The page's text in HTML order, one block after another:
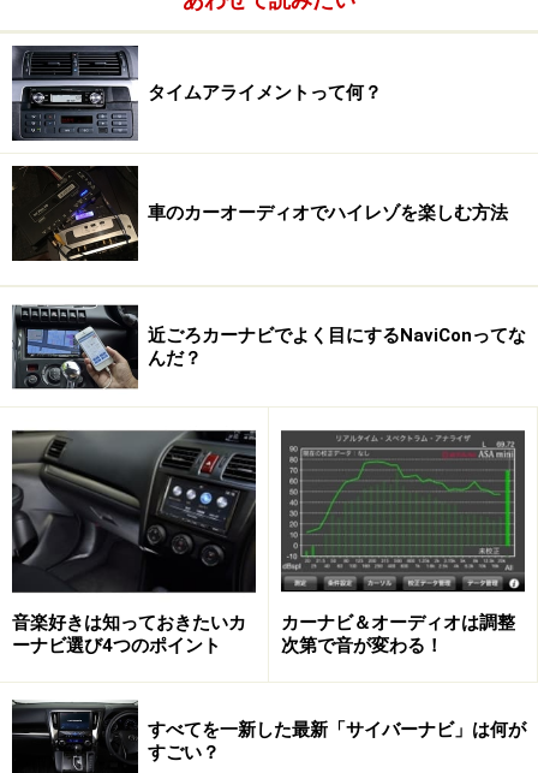
タイムアライメントの概念図。車内で理想的な音場再生
を実現
CDなどのステレオ音源は、右と左のスピーカーが発した
別々の音がリスニングポイントにおいて合成されること
で、楽器の配置だとか、広がり、奥行きなどを表現して
いる。そして、そのような理想的な音場とか音像の定位
が理想的に再現される視聴位置は、リスナーから見て、
左のスピーカーも右のスピーカーも同じ距離にある場所
＝右のスピーカーと左のスピーカーの音が同時にリスナ
ーの耳に届く場所である。
ところがクルマの中では、理想的な視聴位置に座ること
タイムアライメントって何？
車のカーオーディオでハイレゾを楽しむ方法
近ごろカーナビでよく目にするNaviConってな
んだ？
音楽好きは知っておきたいカ
ーナビ選び4つのポイント
カーナビ＆オーディオは調整
次第で音が変わる！
すべてを一新した最新「サイバーナビ」は何が
すごい？